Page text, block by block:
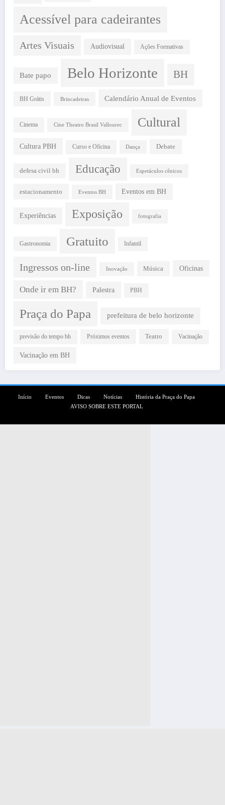
Acessível para cadeirantes
Artes Visuais Audiovisual Ações Formativas
Bate papo Belo Horizonte BH
BH Grátis Brincadeiras Calendário Anual de Eventos
Cinema Cine Theatro Brasil Vallourec Cultural
Cultura PBH Curso e Oficina Dança Debate
defesa civil bh Educação Espetáculos cênicos
estacionamento Eventos BH Eventos em BH
Experiências Exposição fotografia
Gastronomia Gratuito Infantil
Ingressos on-line Inovação Música Oficinas
Onde ir em BH? Palestra PBH
Praça do Papa prefeitura de belo horizonte
previsão do tempo bh Próximos eventos Teatro Vacinação
Vacinação em BH
Início Eventos Dicas Notícias
História da Praça do Papa
AVISO SOBRE ESTE PORTAL